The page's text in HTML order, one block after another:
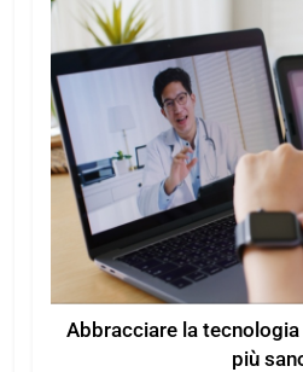
Abbracciare la
più